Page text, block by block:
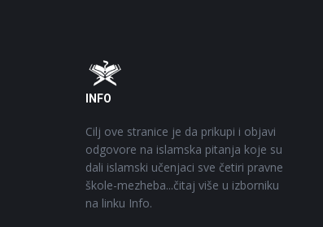
Footer
INFO
Cilj ove stranice je da prikupi i objavi
odgovore na islamska pitanja koje su
dali islamski učenjaci sve četiri pravne
škole-mezheba...čitaj više u izborniku
na linku Info.